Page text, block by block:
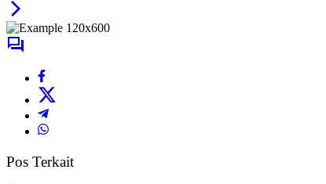
Pos Terkait